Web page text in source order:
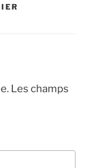
Les champs